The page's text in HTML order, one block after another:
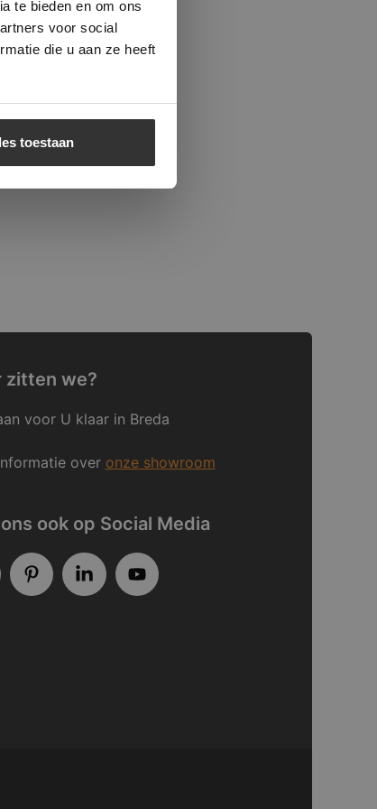
te bieden en om ons
voor social
die u aan ze heeft
toestaan
zitten we?
voor U klaar in Breda
over onze showroom
ook op Social Media